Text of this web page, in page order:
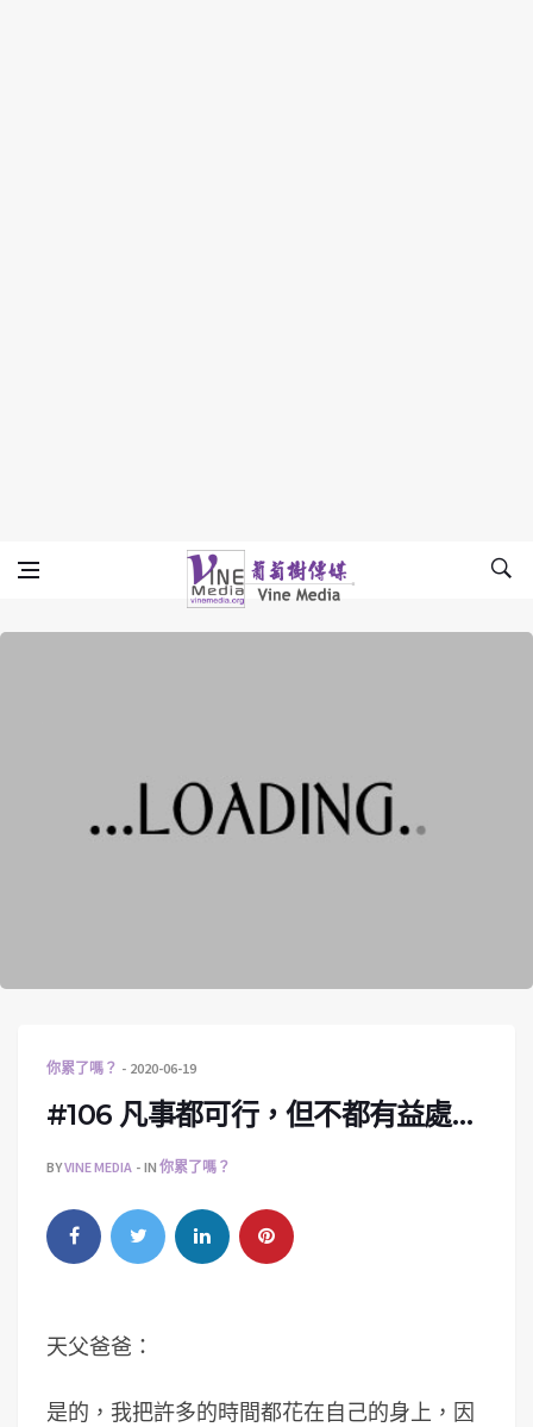
Vine Media
葡萄樹傳媒
你累了嗎？ 2020-06-19
#106 凡事都可行，但不都有益處…
BYVINE MEDIA IN 你累了嗎？
天父爸爸：
是的，我把許多的時間都花在自己的身上，因